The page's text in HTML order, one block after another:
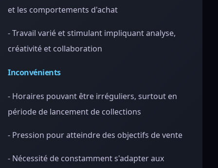
et les comportements d'achat
- Travail varié et stimulant impliquant analyse,
créativité et collaboration
Inconvénients
- Horaires pouvant être irréguliers, surtout en
période de lancement de collections
- Pression pour atteindre des objectifs de vente
- Nécessité de constamment s'adapter aux